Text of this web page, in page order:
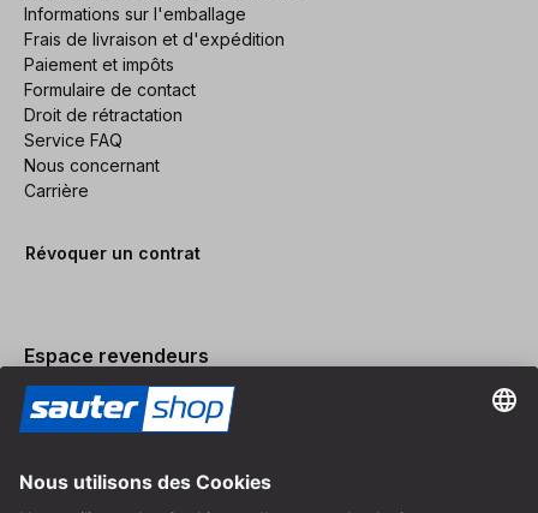
Informations sur l'emballage
Frais de livraison et d'expédition
Paiement et impôts
Formulaire de contact
Droit de rétractation
Service FAQ
Nous concernant
Carrière
Révoquer un contrat
Espace revendeurs
Devenir revendeur